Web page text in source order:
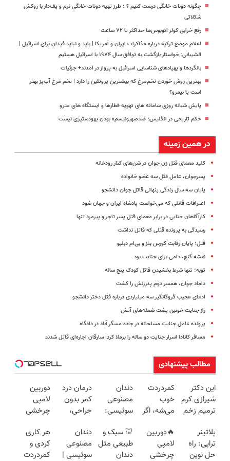
چگونه دونات خانگی درست کنیم ؟ ؛ طرز تهیه دونات خانگی نرم و پف‌دار با روکش
شکلاتی
رفع خرابی کولر اتوبوس‌ها حداکثر تا ۷۲ ساعت
اعلام موضع ترکیه درباره مذاکرات ایران و آمریکا | باید و نباید فیدان برای اسرائیل |
الشیبانی: خواستار بازگشت به توافق سال ۱۹۷۴ با اسرائیل هستیم
بالگردها و پهپادهای شناسایی اسرائیل به پرواز در آمدند+ جزئیات
بهترین روش خوردن تخم‌مرغ که بیشترین پروتئین را دارد | تخم مرغ آب‌پز بهتر
است یا نیمرو؟
پایش شبانه روزی سامانه های تهویه قطارها و ایستگاه های مترو
حکم تاریخی در انگلیس؛ ضدصهیونیسم» بودن یهودستیزی نیست
در همین زمینه
کلید معمای قتل زن جوان در شن‌های کنار رودخانه
پسرجوان، عامل قتل سه عضو خانواده
پایان سه سال زندگی پنهانی قاتل جوان دانشجو
اعترافات قاتلی که می‌خواست پادشاه ایران و جهان شود
کارآگاهان جنایی در برابر معمای قتل پسر تاجر و پیرمرد تنها
رسیدگی به پرونده قتلی که قاتل نداشت
قتل؛ پایان رقابت کورس بنز و بی‌ام دبلیو
نقشه گنج، دامی برای جنایت بود
توبه؛ تنها شرط بخشیدن قاتل کودک پنج ساله
داماد جوان، همسر دوم پدرزنش را کشت
ادعای عجیب گروگانگیر سه میلیاردی درباره قتل دختر دانشجو
راز جنایت خونین پشت شعله‌های آتش
پرونده عامل جنایت مسلحانه در جاده مسگر آباد در دادگاه
مسافر کانادا اسرار جنایت دو ساله را برملا کرد| سارقان اجاره‌ای قاتل شدند
مطالب پیشنهادی
این دکتر
شیرازی کرم
ترمیم زخم
ساخت!!!
کمردردت
خوب
می‌شه، اگر
پرسشنامه
رو پر کنی!!
دندان
مصنوعی
سوئیسی:
فناوری
اروپا، سبک
و مقاوم |
درمان درد
کمر بدون
جراحی،
پرسش‌نامه
رو پر کن ▶
دوربین
لامپی
چرخشی
فقط امروز
حراج شد🔥
پرداخت
پلاتینر
تراپی: راه
حل نوین
🔥دوربین
لامپی
چرخشی
🦷 سبک و
طبیعی مثل
دندان
دندان
مصنوعی
سوئیسی |
هر کاری
کردی و
کمردردت